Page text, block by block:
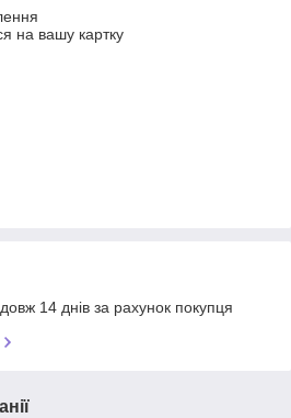
на вашу картку
14 днів за рахунок покупця